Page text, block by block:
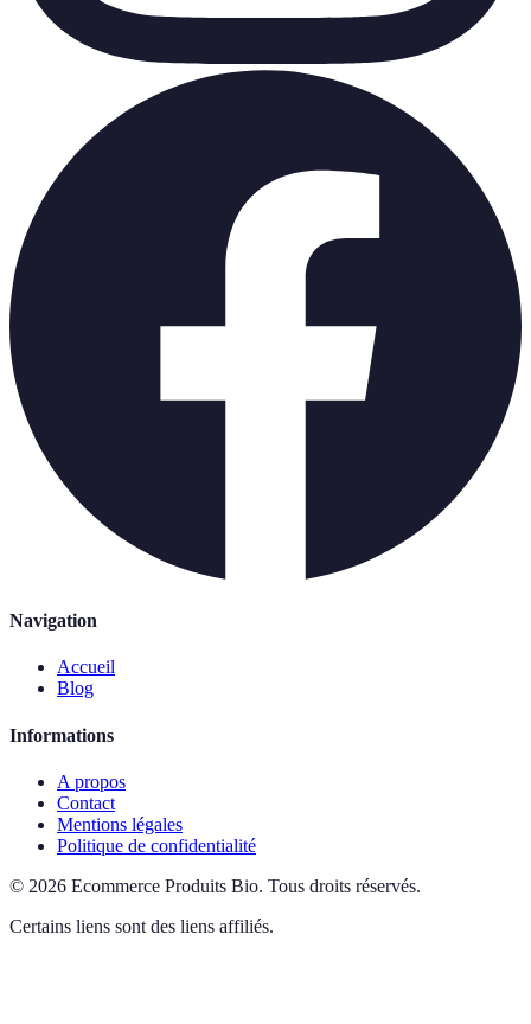
Navigation
Accueil
Blog
Informations
A propos
Contact
Mentions légales
Politique de confidentialité
© 2026 Ecommerce Produits Bio. Tous droits réservés.
Certains liens sont des liens affiliés.